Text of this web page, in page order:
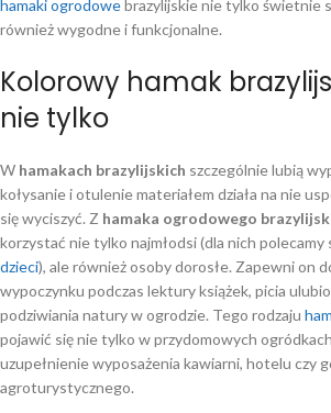
hamaki ogrodowe brazylijskie nie tylko świetnie
również wygodne i funkcjonalne.
Kolorowy hamak
nie tylko
W hamakach brazylijskich szczególnie lubią
kołysanie i otulenie materiałem działa na nie
się wyciszyć. Z hamaka ogrodowego
korzystać nie tylko najmłodsi (dla nich polecamy
dzieci), ale również osoby dorosłe. Zapewni on
wypoczynku podczas lektury książek, picia
podziwiania natury w ogrodzie. Tego rodzaju
pojawić się nie tylko w przydomowych
uzupełnienie wyposażenia kawiarni, hotelu czy
agroturystycznego.